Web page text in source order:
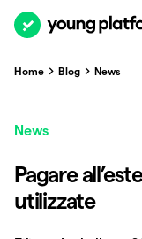
Home Blog News
News
Pagare
utilizzate